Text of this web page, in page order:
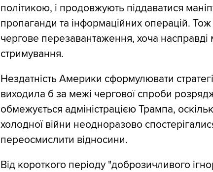
політикою, і продовжують піддаватися
пропаганди та інформаційних операцій.
чергове перезавантаження, хоча
стримування.
Нездатність Америки сформулювати
виходила б за межі чергової спроби
обмежується адміністрацією Трампа,
холодної війни неодноразово
переосмислити відносини.
Від короткого періоду "доброзичливого